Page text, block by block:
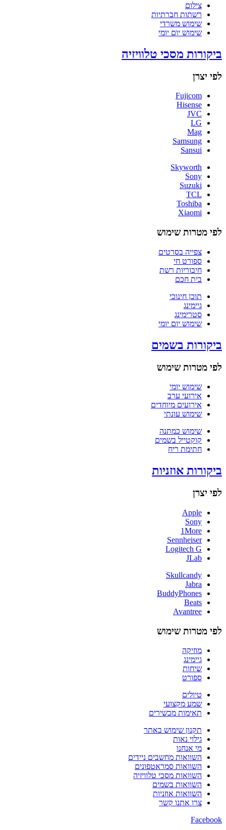
צילום
רשתות חברתיות
שימוש משרדי
שימוש יום יומי
ביקורות מסכי טלוויזיה
לפי יצרן
Fujicom
Hisense
JVC
LG
Mag
Samsung
Sansui
Skyworth
Sony
Suzuki
TCL
Toshiba
Xiaomi
לפי מטרות שימוש
צפייה בסרטים
ספורט חי
חיבוריות רשת
בית חכם
תוכן חינוכי
גיימינג
סטרימינג
שימוש יום יומי
ביקורות בשמים
לפי מטרות שימוש
שימוש יומי
אירועי ערב
אירועים מיוחדים
שימוש עונתי
שימוש כמתנה
קוקטייל בשמים
חתימת ריח
ביקורות אוזניות
לפי יצרן
Apple
Sony
1More
Sennheiser
Logitech G
JLab
Skullcandy
Jabra
BuddyPhones
Beats
Avantree
לפי מטרות שימוש
מוזיקה
גיימינג
שיחות
ספורט
טיולים
שמע מקצועי
תאימות מכשירים
תקנון שימוש באתר
גילוי נאות
מי אנחנו
השוואות מחשבים ניידים
השוואות סמראטפונים
השוואות מסכי טלוויזיה
השוואות בשמים
השוואות אוזניות
צרו אתנו קשר
Facebook